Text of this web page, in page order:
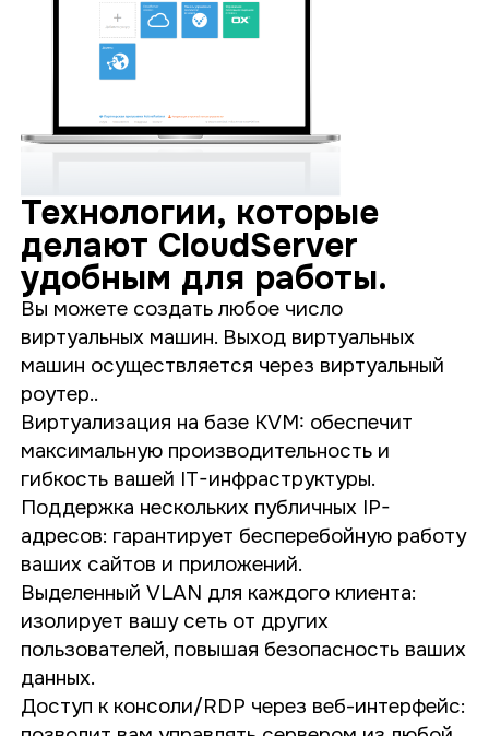
Технологии, которые
делают CloudServer
удобным для работы.
Вы можете создать любое число
виртуальных машин. Выход виртуальных
машин осуществляется через виртуальный
роутер..
Виртуализация на базе KVM: обеспечит
максимальную производительность и
гибкость вашей IT-инфраструктуры.
Поддержка нескольких публичных IP-
адресов: гарантирует бесперебойную работу
ваших сайтов и приложений.
Выделенный VLAN для каждого клиента:
изолирует вашу сеть от других
пользователей, повышая безопасность ваших
данных.
Доступ к консоли/RDP через веб-интерфейс: